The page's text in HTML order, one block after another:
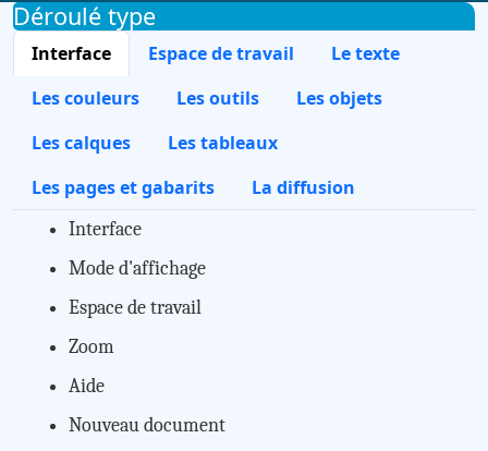
Déroulé type
Interface Espace de travail
Le texte
Les couleurs
Les outils
Les objets
Les calques
Les tableaux
Les pages et gabarits
La diffusion
Interface
Mode d'affichage
Espace de travail
Zoom
Aide
Nouveau document